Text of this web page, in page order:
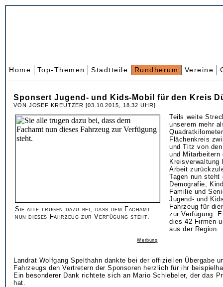
Home Top-Themen Stadtteile Rundherum Vereine
Sponsert Jugend- und Kids-Mobil für den Kreis
VON JOSEF KREUTZER [03.10.2015, 18.32 UHR]
Sie alle trugen dazu bei, dass dem Fachamt
nun dieses Fahrzeug zur Verfügung steht.
Teils weite
unserem mehr
Flächenkreis
und Titz von
und Mitarbeitern
Kreisverwaltung
Arbeit
Tagen nun steht
Demografie,
Familie und
Jugend- und
Fahrzeug für
zur Verfügung.
dies 42 Firmen
aus der Region.
Werbung
Landrat Wolfgang Spelthahn dankte bei der offiziellen Übergabe
Fahrzeugs den Vertretern der Sponsoren herzlich für ihr
Ein besonderer Dank richtete sich an Mario Schiebeler, der das
hat.